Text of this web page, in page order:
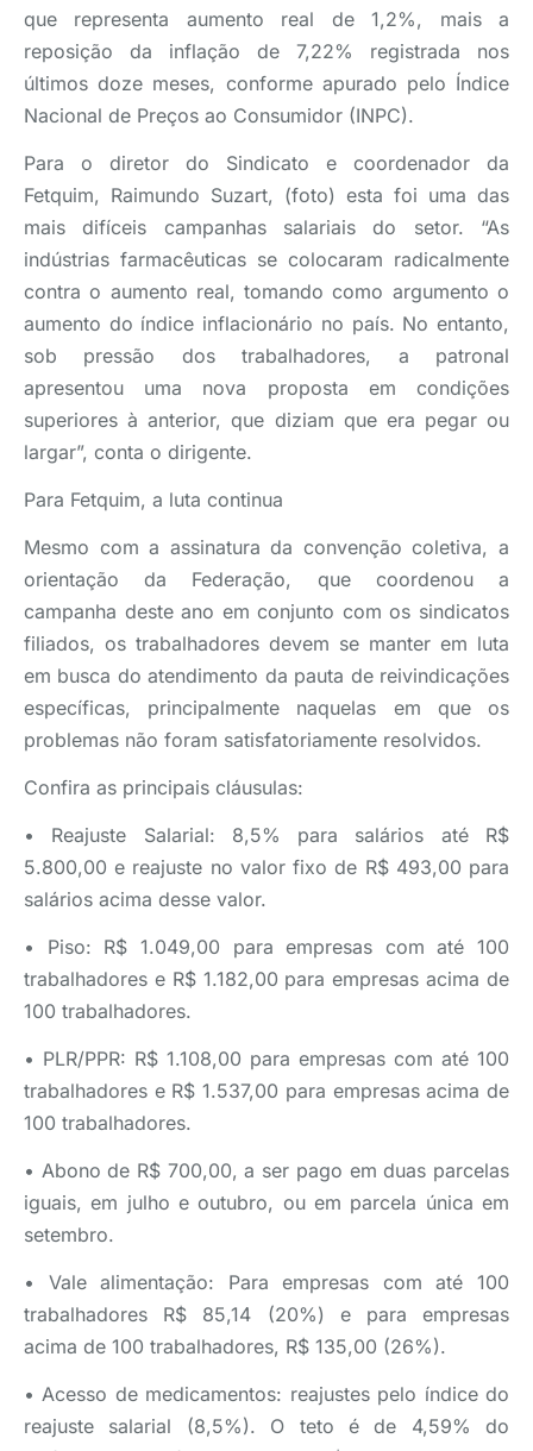
que representa aumento real de 1,2%, mais a
reposição da inflação de 7,22% registrada nos
últimos doze meses, conforme apurado pelo Índice
Nacional de Preços ao Consumidor (INPC).
Para o diretor do Sindicato e coordenador da
Fetquim, Raimundo Suzart, (foto) esta foi uma das
mais difíceis campanhas salariais do setor. “As
indústrias farmacêuticas se colocaram radicalmente
contra o aumento real, tomando como argumento o
aumento do índice inflacionário no país. No entanto,
sob pressão dos trabalhadores, a patronal
apresentou uma nova proposta em condições
superiores à anterior, que diziam que era pegar ou
largar”, conta o dirigente.
Para Fetquim, a luta continua
Mesmo com a assinatura da convenção coletiva, a
orientação da Federação, que coordenou a
campanha deste ano em conjunto com os sindicatos
filiados, os trabalhadores devem se manter em luta
em busca do atendimento da pauta de reivindicações
específicas, principalmente naquelas em que os
problemas não foram satisfatoriamente resolvidos.
Confira as principais cláusulas:
• Reajuste Salarial: 8,5% para salários até R$
5.800,00 e reajuste no valor fixo de R$ 493,00 para
salários acima desse valor.
• Piso: R$ 1.049,00 para empresas com até 100
trabalhadores e R$ 1.182,00 para empresas acima de
100 trabalhadores.
• PLR/PPR: R$ 1.108,00 para empresas com até 100
trabalhadores e R$ 1.537,00 para empresas acima de
100 trabalhadores.
• Abono de R$ 700,00, a ser pago em duas parcelas
iguais, em julho e outubro, ou em parcela única em
setembro.
• Vale alimentação: Para empresas com até 100
trabalhadores R$ 85,14 (20%) e para empresas
acima de 100 trabalhadores, R$ 135,00 (26%).
• Acesso de medicamentos: reajustes pelo índice do
reajuste salarial (8,5%). O teto é de 4,59% do